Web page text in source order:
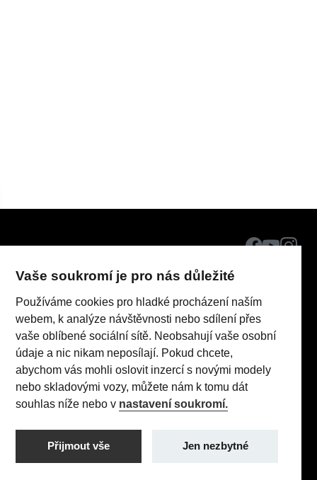
UH CAR AUTO, s.r.o.
IČO: 02440083
Realizace 2023
Vaše soukromí je pro nás důležité
Používáme cookies pro hladké procházení naším
webem, k analýze návštěvnosti nebo sdílení přes
vaše oblíbené sociální sítě. Neobsahují vaše osobní
údaje a nic nikam neposílají. Pokud chcete,
abychom vás mohli oslovit inzercí s novými modely
nebo skladovými vozy, můžete nám k tomu dát
souhlas níže nebo v nastavení soukromí.
Přijmout vše Jen nezbytné